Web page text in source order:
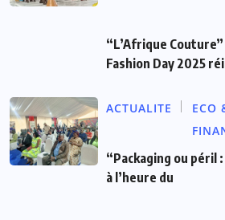
“L’Afrique
Fashion Day 2025
ACTUALITE
ECO
“Packaging ou péril
à l’heure du